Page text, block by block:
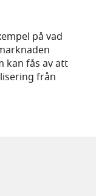
på vad
kan fås av att
från